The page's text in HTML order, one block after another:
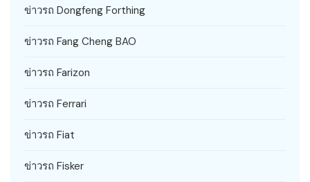
ข่าวรถ Dongfeng Forthing
ข่าวรถ Fang Cheng BAO
ข่าวรถ Farizon
ข่าวรถ Ferrari
ข่าวรถ Fiat
ข่าวรถ Fisker